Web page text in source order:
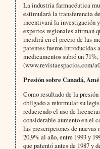
La industria farmacéutica
estimulará la transferencia
incentivará la investigación
expertos regionales afirman
incidirá en el precio de las
patentes fueron introducidas
medicamentos subió un
(www.revistaespacios.com/
Presión sobre Canadá,
Como resultado de la
obligado a reformular su
reduciendo el uso de
considerable aumento en el
las prescripciones de
20,9% al año, entre 1993 y
que patentó antes de 1987 y